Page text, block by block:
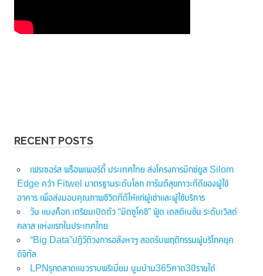
RECENT POSTS
เฟรเซอร์ส พร็อพเพอร์ตี้ ประเทศไทย ส่งโครงการมิกซ์ยูส Silom
Edge คว้า Fitwel มาตรฐานระดับโลก การันตีสุขภาวะที่ดีของผู้ใช้
อาคาร เพื่อส่งมอบคุณภาพชีวิตที่ดีให้แก่ผู้เช่าและผู้ใช้บริการ
วัน แบงค็อก เตรียมเปิดตัว “มิตซูโคชิ” ฟู้ด เดสติเนชั่น ระดับเวิลด์
คลาส แห่งแรกในประเทศไทย
“Big Data”ปฏิวัติวงการอสังหาฯ สอดรับพฤติกรรมผู้บริโภคยุค
ดิจิทัล
LPNรุกตลาดแนวราบพรีเมี่ยม บูมบ้าน365คาด3ปีรายได้